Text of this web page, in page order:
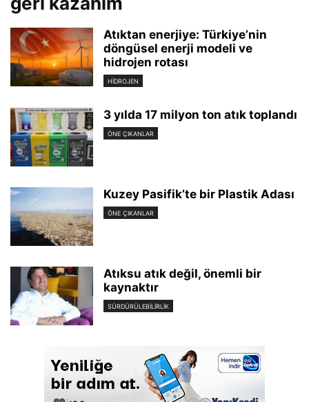
Atıktan enerjiye: Türkiye’nin
döngüsel enerji modeli ve
hidrojen rotası
HIDROJEN
3 yılda 17 milyon ton atık toplandı
ÖNE ÇIKANLAR
Kuzey Pasifik’te bir Plastik Adası
ÖNE ÇIKANLAR
Atıksu atık değil, önemli bir
kaynaktır
SÜRDÜRÜLEBILIRLIK